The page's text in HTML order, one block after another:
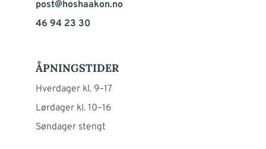
post@hoshaakon.no
46 94 23 30
ÅPNINGSTIDER
Hverdager kl. 9–17
Lørdager kl. 10–16
Søndager stengt